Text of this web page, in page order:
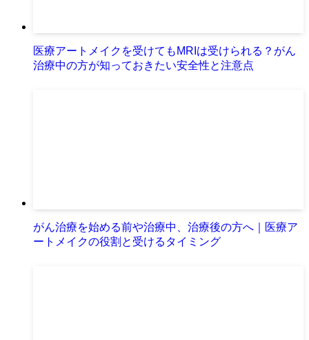
医療アートメイクを受けてもMRIは受けられる？がん
治療中の方が知っておきたい安全性と注意点
がん治療を始める前や治療中、治療後の方へ｜医療ア
ートメイクの役割と受けるタイミング